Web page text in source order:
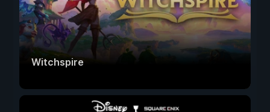
Witchspire